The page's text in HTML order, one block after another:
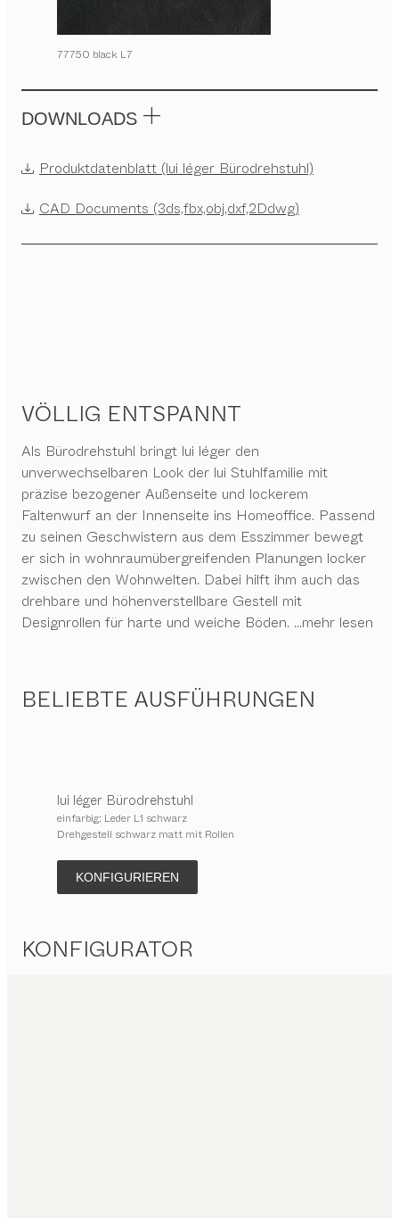
77750 black L7
DOWNLOADS
Produktdatenblatt (lui léger Bürodrehstuhl)
CAD Documents (3ds,fbx,obj,dxf,2Ddwg)
VÖLLIG ENTSPANNT
Als Bürodrehstuhl bringt lui léger den
unverwechselbaren Look der lui Stuhlfamilie mit
präzise bezogener Außenseite und lockerem
Faltenwurf an der Innenseite ins Homeoffice. Passend
zu seinen Geschwistern aus dem Esszimmer bewegt
er sich in wohnraumübergreifenden Planungen locker
zwischen den Wohnwelten. Dabei hilft ihm auch das
drehbare und höhenverstellbare Gestell mit
Designrollen für harte und weiche Böden. ...mehr lesen
BELIEBTE AUSFÜHRUNGEN
lui léger Bürodrehstuhl
einfarbig: Leder L1 schwarz
Drehgestell schwarz matt mit Rollen
KONFIGURIEREN
KONFIGURATOR